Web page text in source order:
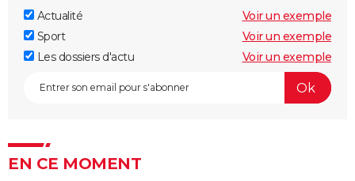
Actualité
Voir un exemple
Sport
Voir un exemple
Les dossiers d'actu
Voir un exemple
EN CE MOMENT